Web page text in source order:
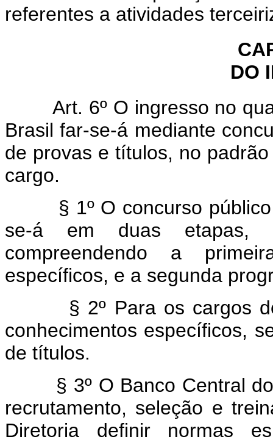
referentes a atividades
DO
Art. 6º O ingresso no
Brasil far-se-á mediante
de provas e títulos, no
cargo.
§ 1º O concurso público
se-á em duas etapas,
compreendendo a
específicos, e a segunda
§ 2º Para os cargos de
conhecimentos específicos,
de títulos.
§ 3º O Banco Central do
recrutamento, seleção e
Diretoria definir normas